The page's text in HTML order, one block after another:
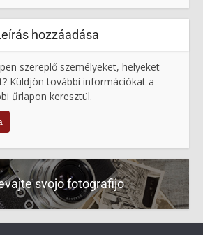
hozzáadása
szereplő személyeket, helyeket
Küldjön további információkat a
űrlapon keresztül.
svojo fotografijo